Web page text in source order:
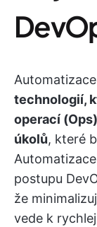
technologií,
operací
úkolů, které
postupu
že
vede k